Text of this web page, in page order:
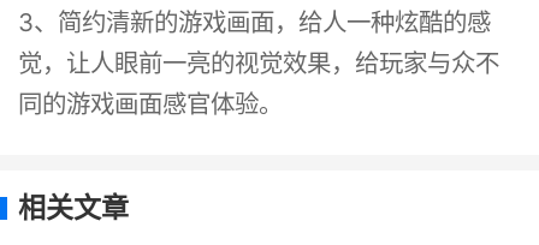
3、简约清新的游戏画面，给人一种炫酷的感
觉，让人眼前一亮的视觉效果，给玩家与众不
同的游戏画面感官体验。
相关文章